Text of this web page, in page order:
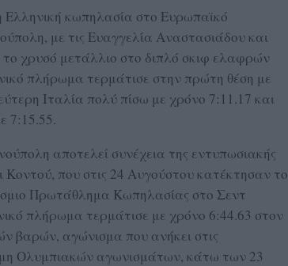
Ελληνική κωπηλασία στο Ευρωπαϊκό
με τις Ευαγγελία Αναστασιάδου και
χρυσό μετάλλιο στο διπλό σκιφ ελαφρών
πλήρωμα τερμάτισε στην πρώτη θέση με
Ιταλία πολύ πίσω με χρόνο 7:11.17 και
7:15.55.
αποτελεί συνέχεια της εντυπωσιακής
που στις 24 Αυγούστου κατέκτησαν το
Πρωτάθλημα Κωπηλασίας στο Σεντ
πλήρωμα τερμάτισε με χρόνο 6:44.63 στον
βαρών, αγώνισμα που ανήκει στις
Ολυμπιακών αγωνισμάτων, κάτω των 23